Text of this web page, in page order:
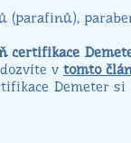
(parafinů),
certifikace
v tomto
Demeter si